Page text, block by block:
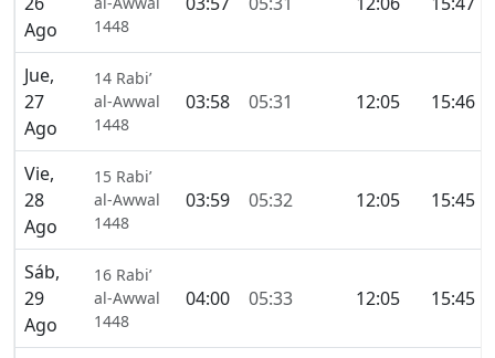
Ago
1448
Jue,
27
Ago
14 Rabi’
al-Awwal
1448
03:58 05:31 12:05 15:46
Vie,
28
Ago
15 Rabi’
al-Awwal
1448
03:59 05:32 12:05 15:45
Sáb,
29
Ago
16 Rabi’
al-Awwal
1448
04:00 05:33 12:05 15:45